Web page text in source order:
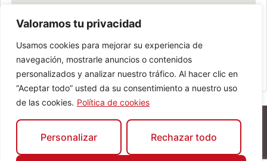
Valoramos tu privacidad
Usamos cookies para mejorar su experiencia de
navegación, mostrarle anuncios o contenidos
personalizados y analizar nuestro tráfico. Al hacer clic en
“Aceptar todo” usted da su consentimiento a nuestro uso
de las cookies. Política de cookies
Personalizar Rechazar todo